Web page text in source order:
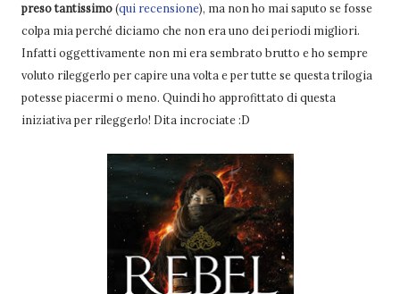
preso tantissimo(qui recensione), ma non ho mai saputo se fosse
colpa mia perché diciamo che non era uno dei periodi migliori.
Infatti oggettivamente non mi era sembrato brutto e ho sempre
voluto rileggerlo per capire una volta e per tutte se questa trilogia
potesse piacermi o meno. Quindi ho approfittato di questa
iniziativa per rileggerlo! Dita incrociate :D